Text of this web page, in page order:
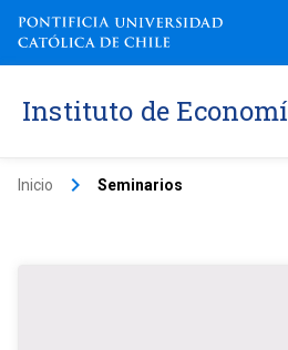
Instituto de
Inicio keyboard_arrow_right Seminarios